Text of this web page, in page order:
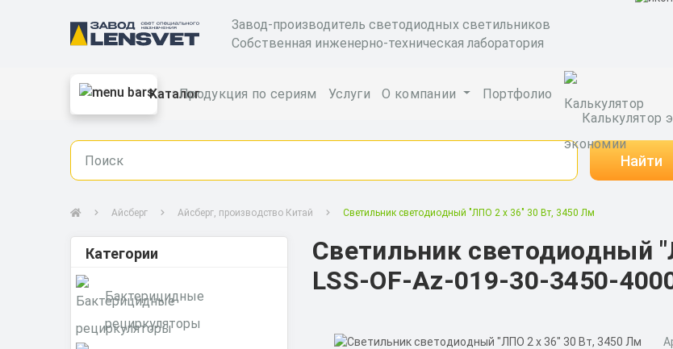
Завод-производитель светодиодных светильников
Собственная инженерно-техническая лаборатория
КаталогПродукция по сериям Услуги О компании
Портфолио
Калькулятор
Найти
Айсберг Айсберг, производство Китай Светильник светодиодный "ЛПО 2 х 36" 30 Вт, 3450 Лм
Категории
Бактерицидные
рециркуляторы
Светильник светодиодный
LSS-OF-Az-019-30-3450-